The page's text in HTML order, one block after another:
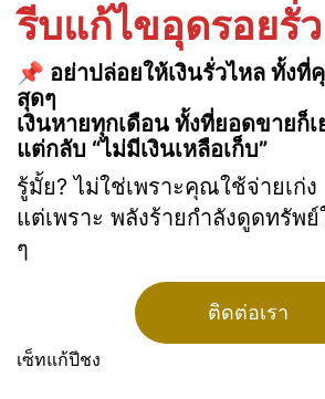
รีบแก้ไขอุดรอยรั่ว
📌 อย่าปล่อยให้เงินรั่วไหล ทั้ง
สุดๆ
เงินหายทุกเดือน ทั้งที่ยอดขายก็
แต่กลับ “ไม่มีเงินเหลือเก็บ”
รู้มั้ย? ไม่ใช่เพราะคุณใช้จ่ายเก่ง
แต่เพราะ พลังร้ายกำลังดูดทรัพ
ๆ
ติดต่อเรา
เซ็ทแก้ปีชง